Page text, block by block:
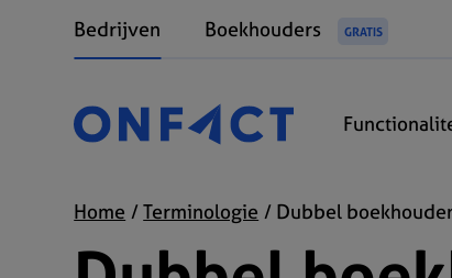
Bedrijven Boekhouders GRATIS
Home Terminologie Dubbel